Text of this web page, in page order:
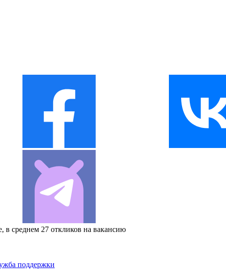
в среднем 27 откликов на вакансию
поддержки